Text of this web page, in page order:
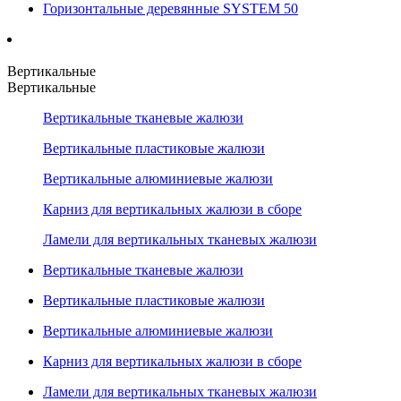
Горизонтальные деревянные SYSTEM 50
Вертикальные
Вертикальные
Вертикальные тканевые жалюзи
Вертикальные пластиковые жалюзи
Вертикальные алюминиевые жалюзи
Карниз для вертикальных жалюзи в сборе
Ламели для вертикальных тканевых жалюзи
Вертикальные тканевые жалюзи
Вертикальные пластиковые жалюзи
Вертикальные алюминиевые жалюзи
Карниз для вертикальных жалюзи в сборе
Ламели для вертикальных тканевых жалюзи